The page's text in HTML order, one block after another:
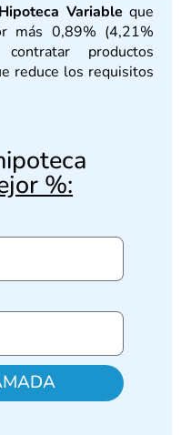
Hipoteca Variable que
más 0,89% (4,21%
productos
reduce los requisitos
%: